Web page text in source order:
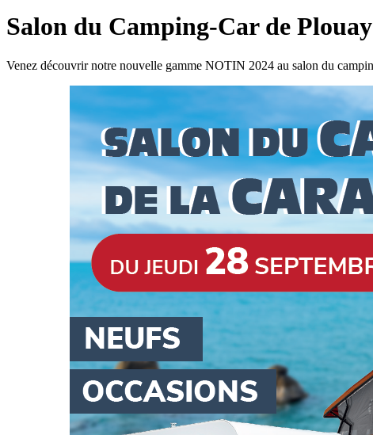
Salon du Camping-Car de
Venez découvrir notre nouvelle gamme NOTIN 2024 au salon du